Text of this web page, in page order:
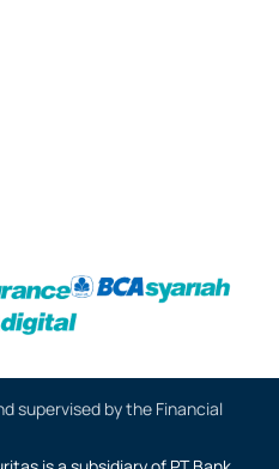
supervised by the Financial